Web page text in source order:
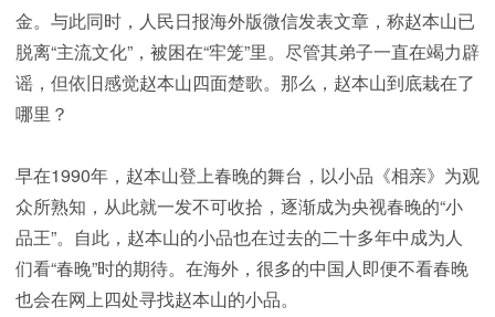
金。与此同时，人民日报海外版微信发表文章，称赵本山已
脱离“主流文化”，被困在“牢笼”里。尽管其弟子一直在竭力辟
谣，但依旧感觉赵本山四面楚歌。那么，赵本山到底栽在了
哪里？
早在1990年，赵本山登上春晚的舞台，以小品《相亲》为观
众所熟知，从此就一发不可收拾，逐渐成为央视春晚的“小
品王”。自此，赵本山的小品也在过去的二十多年中成为人
们看“春晚”时的期待。在海外，很多的中国人即便不看春晚
也会在网上四处寻找赵本山的小品。